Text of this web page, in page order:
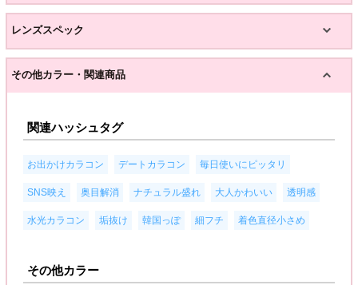
レンズスペック
その他カラー・関連商品
関連ハッシュタグ
お出かけカラコン デートカラコン 毎日使いにピッタリ
SNS映え 奥目解消 ナチュラル盛れ 大人かわいい 透明感
水光カラコン 垢抜け 韓国っぽ 細フチ 着色直径小さめ
その他カラー